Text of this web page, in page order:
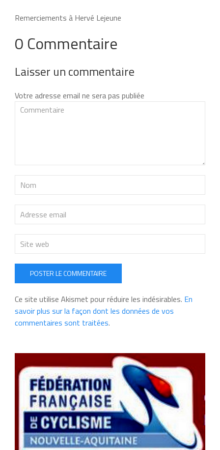
Remerciements à Hervé Lejeune
0 Commentaire
Laisser un commentaire
Votre adresse email ne sera pas publiée
POSTER LE COMMENTAIRE
Ce site utilise Akismet pour réduire les indésirables. En
savoir plus sur la façon dont les données de vos
commentaires sont traitées.